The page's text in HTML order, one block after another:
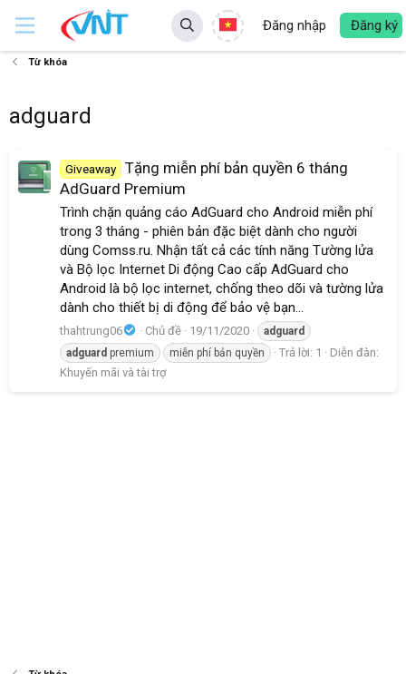
Đăng nhập Đăng ký
Từ khóa
adguard
Giveaway
Tặng miễn phí bản quyền 6 tháng
AdGuard Premium
Trình chặn quảng cáo AdGuard cho Android miễn phí
trong 3 tháng - phiên bản đặc biệt dành cho người
dùng Comss.ru. Nhận tất cả các tính năng Tường lửa
và Bộ lọc Internet Di động Cao cấp AdGuard cho
Android là bộ lọc internet, chống theo dõi và tường lửa
dành cho thiết bị di động để bảo vệ bạn...
thahtrung06 Chủ đề 19/11/2020
adguard
adguard premium miễn phí bản quyền Trả lời: 1
Diễn đàn:
Khuyến mãi và tài trợ